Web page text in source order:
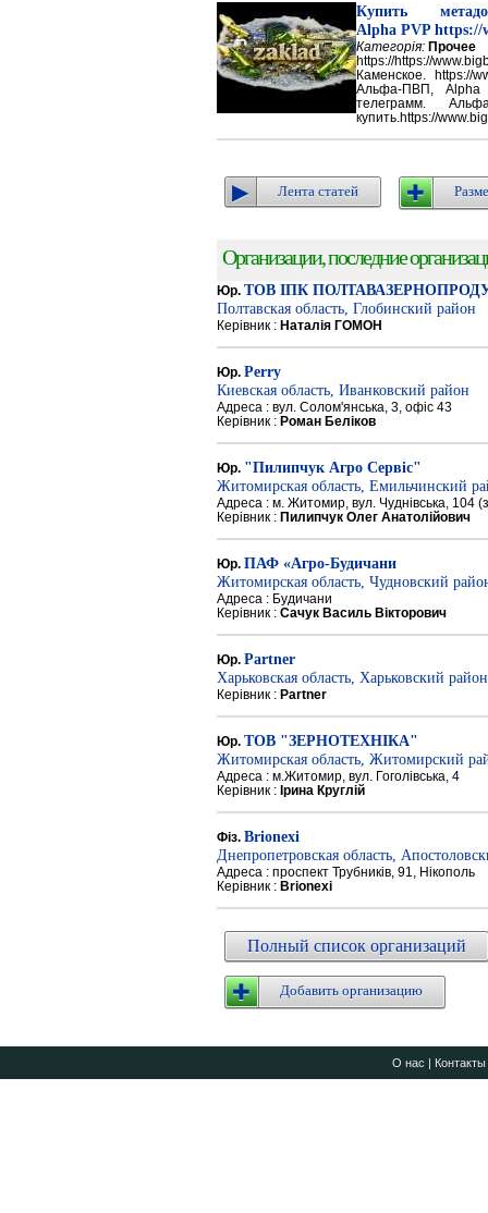
Купить
Alpha PVP https://
Категорія: Прочее
https://https://
Каменское. https://
Альфа-ПВП, Alpha
телеграмм.
купить.https://
Лента статей
Организации, последние
Юр. ТОВ ІПК
Полтавская область, Глобинский район
Керівник : Наталія ГОМОН
Юр. Perry
Киевская область, Иванковский район
Адреса : вул. Солом'янська, 3, офіс 43
Керівник : Роман Беліков
Юр. "Пилипчук Агро Сервіс"
Житомирская область, Емильчинский
Адреса : м. Житомир, вул. Чуднівська, 104
Керівник : Пилипчук Олег Анатолійович
Юр. ПАФ «Агро-Будичани
Житомирская область, Чудновский
Адреса : Будичани
Керівник : Сачук Василь Вікторович
Юр. Partner
Харьковская область, Харьковский район
Керівник : Partner
Юр. ТОВ "ЗЕРНОТЕХНІКА"
Житомирская область, Житомирский
Адреса : м.Житомир, вул. Гоголівська, 4
Керівник : Ірина Круглій
Фіз. Brionexi
Днепропетровская область,
Адреса : проспект Трубників, 91, Нікополь
Керівник : Brionexi
Полный список организаций
Добавить организацию
О нас | Контакты